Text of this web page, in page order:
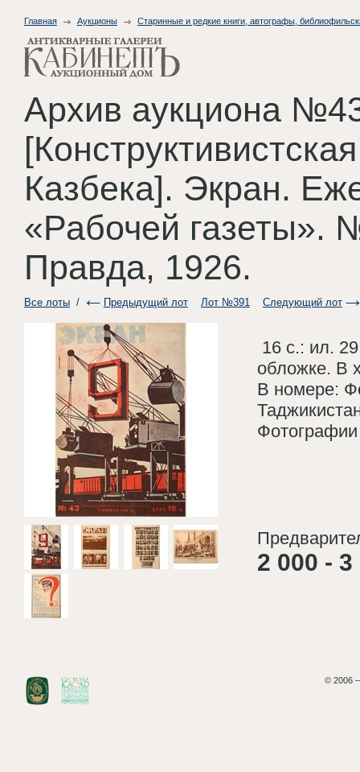
Главная Аукционы Старинные и редкие книги, автографы,
Архив аукциона
Казбека]. Экран.
«Рабочей газеты».
Правда, 1926.
Все лоты/ Предыдущий лот Лот №391 Следующий лот
16 с.: ил.
обложке. В
В номере:
2 000 - 3
© 2006